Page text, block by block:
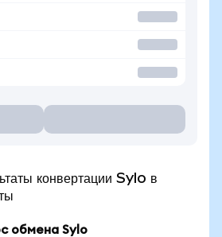
конвертации Sylo в
обмена Sylo